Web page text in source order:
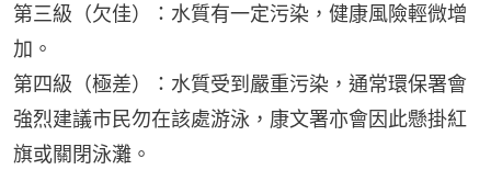
第三級（欠佳）：水質有一定污染，健康風險輕微增
加。
第四級（極差）：水質受到嚴重污染，通常環保署會
強烈建議市民勿在該處游泳，康文署亦會因此懸掛紅
旗或關閉泳灘。